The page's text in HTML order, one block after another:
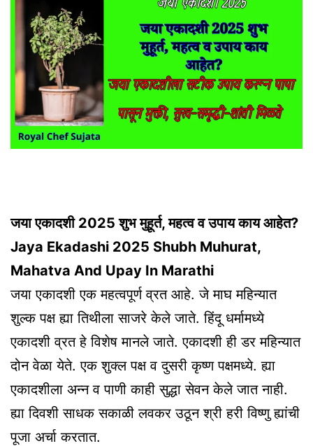
जया एकादशी 2025 शुभ मुहूर्त, महत्व व उपाय काय आहेत?
Jaya Ekadashi 2025 Shubh Muhurat,
Mahatva And Upay In Marathi
जया एकादशी एक महत्वपूर्ण व्रत आहे. जे माघ महिन्यात
शुल्क पक्ष ह्या तिथीला साजरे केले जाते. हिंदू धर्मामध्ये
एकादशी व्रत हे विशेष मानले जाते. एकादशी ही डर महिन्यात
दोन वेळा येते. एक शुक्ल पक्ष व दुसरी कृष्ण पक्षमध्ये. ह्या
एकादशीला अन्न व पाणी काही सुद्धा सेवन केले जात नाही.
ह्या दिवशी साधक सकाळी लवकर उठून श्री हरी विष्णु ह्यांची
पूजा अर्चा करतात.